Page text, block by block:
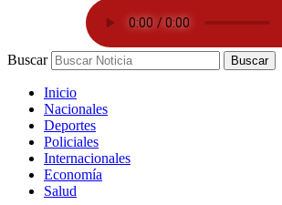
Buscar Buscar
Inicio
Nacionales
Deportes
Policiales
Internacionales
Economía
Salud